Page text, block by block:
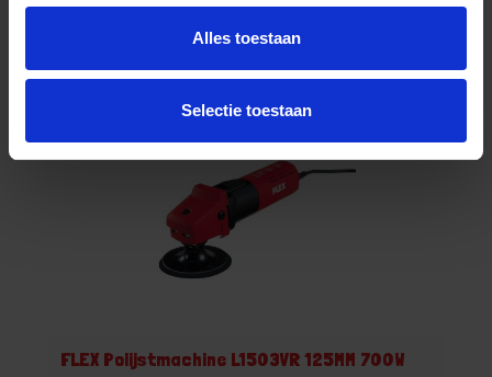
Alles toestaan
Selectie toestaan
FLEX Polijstmachine L1503VR 125MM 700W